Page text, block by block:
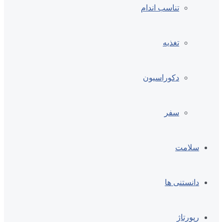
تناسب اندام
تغذیه
دکوراسیون
سفر
سلامت
دانستنی ها
رپورتاژ